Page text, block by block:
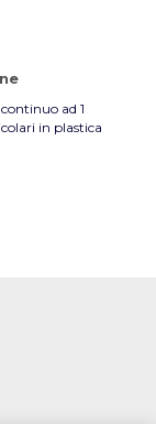
ad 1
in plastica